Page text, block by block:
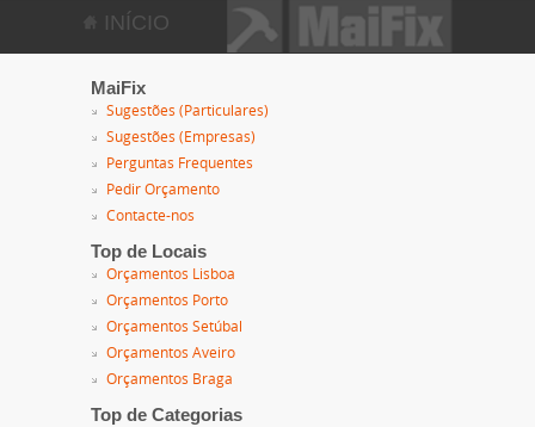
INÍCIO
MaiFix
Sugestões (Particulares)
Sugestões (Empresas)
Perguntas Frequentes
Pedir Orçamento
Contacte-nos
Top de Locais
Orçamentos Lisboa
Orçamentos Porto
Orçamentos Setúbal
Orçamentos Aveiro
Orçamentos Braga
Top de Categorias